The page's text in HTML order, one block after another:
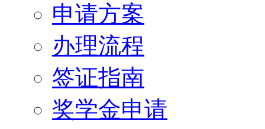
申请方案
办理流程
签证指南
奖学金申请